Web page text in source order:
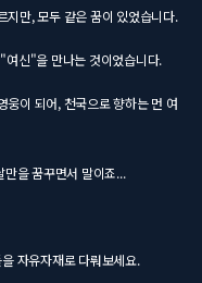
지만, 모두 같은 꿈이 있었습니다.
신"을 만나는 것이었습니다.
웅이 되어, 천국으로 향하는 먼 여
을 꿈꾸면서 말이죠...
자유자재로 다뤄보세요.